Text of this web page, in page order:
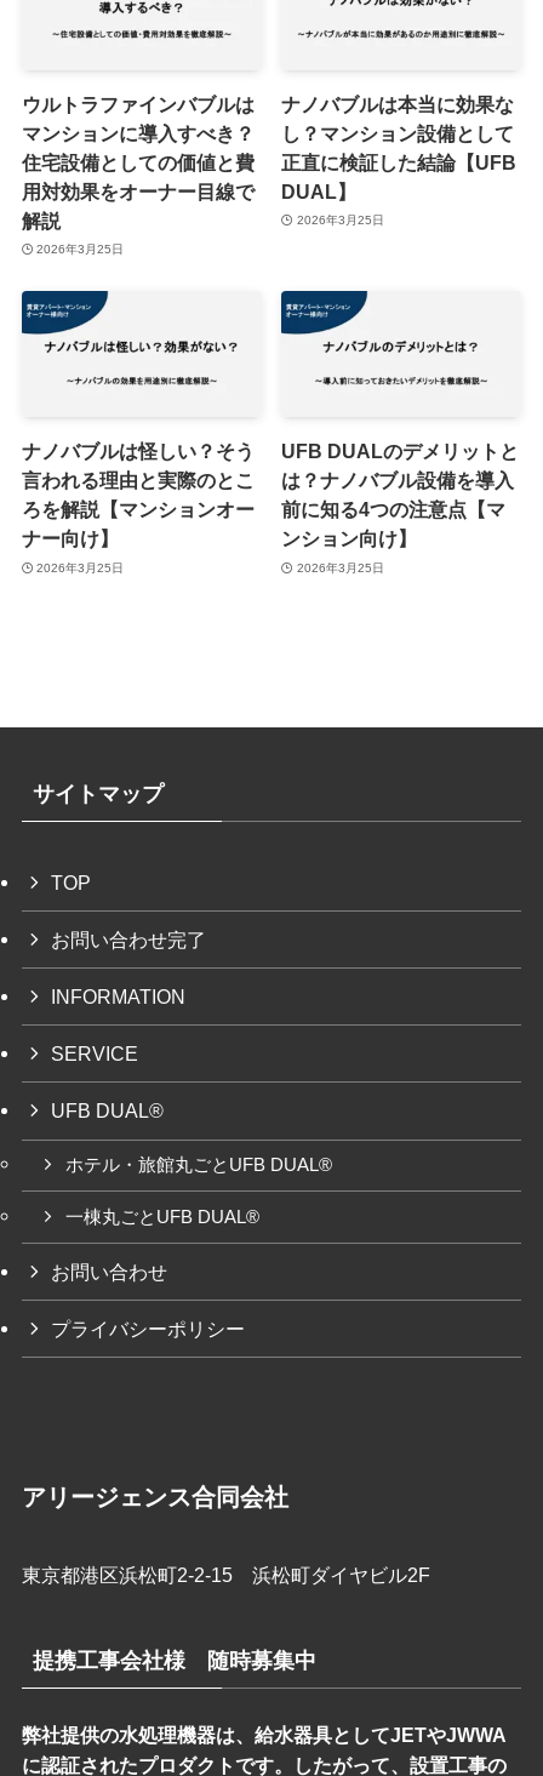
ウルトラファインバブルは
マンションに導入すべき？
住宅設備としての価値と費
用対効果をオーナー目線で
解説
2026年3月25日
ナノバブルは本当に効果な
し？マンション設備として
正直に検証した結論【UFB
DUAL】
2026年3月25日
ナノバブルは怪しい？そう
言われる理由と実際のとこ
ろを解説【マンションオー
ナー向け】
2026年3月25日
UFB DUALのデメリットと
は？ナノバブル設備を導入
前に知る4つの注意点【マ
ンション向け】
2026年3月25日
サイトマップ
TOP
お問い合わせ完了
INFORMATION
SERVICE
UFB DUAL®
ホテル・旅館丸ごとUFB DUAL®
一棟丸ごとUFB DUAL®
お問い合わせ
プライバシーポリシー
アリージェンス合同会社
東京都港区浜松町2-2-15 浜松町ダイヤビル2F
提携工事会社様 随時募集中
弊社提供の水処理機器は、給水器具としてJETやJWWA
に認証されたプロダクトです。したがって、設置工事の